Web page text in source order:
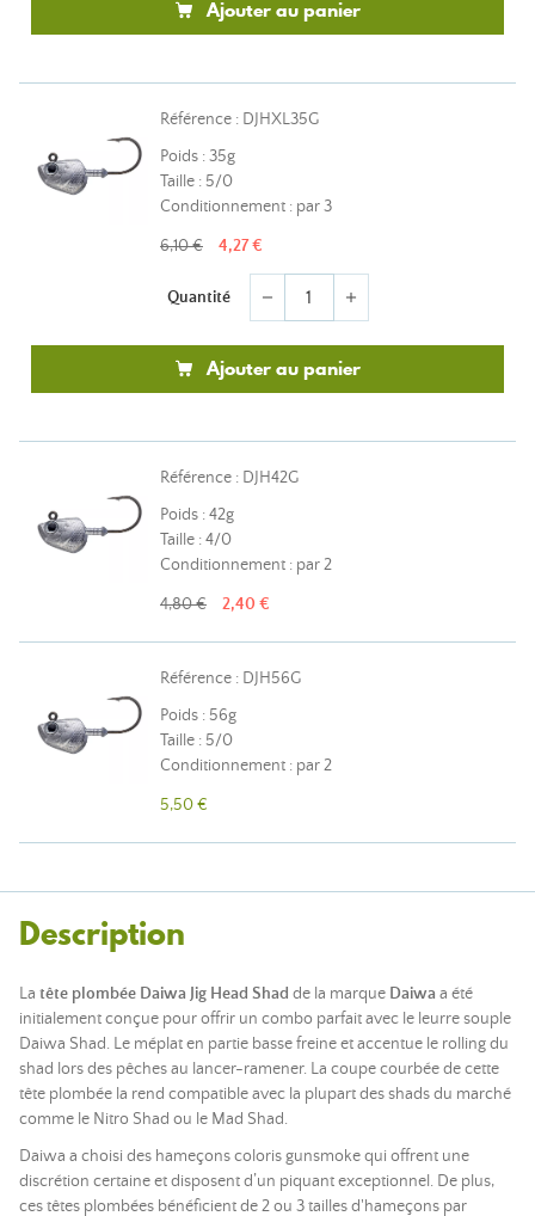
Ajouter au panier
Référence : DJHXL35G
Poids : 35g
Taille : 5/0
Conditionnement : par 3
6,10 € 4,27 €
Quantité remove add
Ajouter au panier
Référence : DJH42G
Poids : 42g
Taille : 4/0
Conditionnement : par 2
4,80 € 2,40 €
Référence : DJH56G
Poids : 56g
Taille : 5/0
Conditionnement : par 2
5,50 €
Description
La tête plombée Daiwa Jig Head Shad de la marque Daiwa a été
initialementconçue pour offrir un combo parfait avec le leurre souple
Daiwa Shad. Le méplat en partie basse freine etaccentue le rolling du
shad lors des pêches au lancer-ramener. La coupe courbéede cette
tête plombée la rend compatible avec la plupart des shads du marché
comme le Nitro Shad ou le Mad Shad.
Daiwa a choisi des hameçons coloris gunsmoke qui offrent une
discrétion certaine et disposent d’un piquant exceptionnel. De plus,
ces têtes plombées bénéficient de 2 ou 3 tailles d'hameçons par